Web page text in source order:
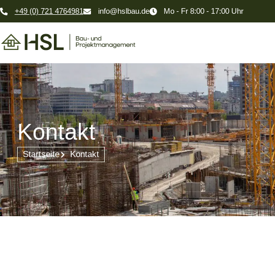
Zum
springen
+49 (0) 721 4764981 info@hslbau.de Mo - Fr 8:00 - 17:00 Uhr
Kontakt
Startseite Kontakt